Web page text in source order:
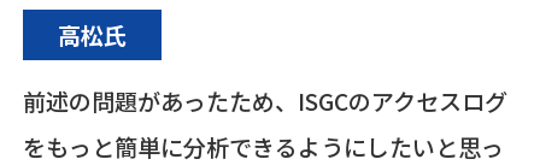
高松氏
前述の問題があったため、ISGCのアクセスログ
をもっと簡単に分析できるようにしたいと思っ